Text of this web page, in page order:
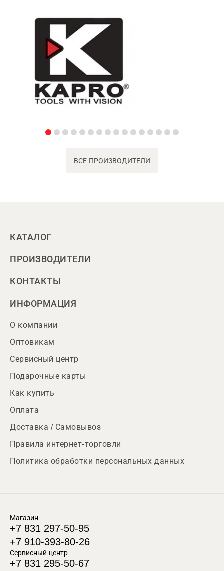
ВСЕ ПРОИЗВОДИТЕЛИ
КАТАЛОГ
ПРОИЗВОДИТЕЛИ
КОНТАКТЫ
ИНФОРМАЦИЯ
О компании
Оптовикам
Сервисный центр
Подарочные карты
Как купить
Оплата
Доставка / Самовывоз
Правила интернет-торговли
Политика обработки персональных данных
Магазин
+7 831 297-50-95
+7 910-393-80-26
Сервисный центр
+7 831 295-50-67